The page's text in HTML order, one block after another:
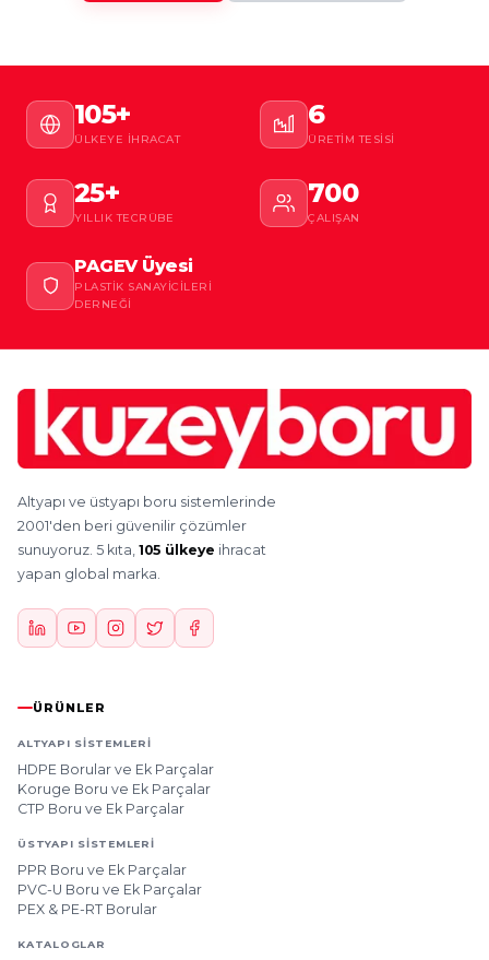
105+
ÜLKEYE İHRACAT
6
ÜRETIM TESISI
25+
YILLIK TECRÜBE
700
ÇALIŞAN
PAGEV Üyesi
PLASTIK SANAYICILERI
DERNEĞI
Altyapı ve üstyapı boru sistemlerinde
2001'den beri güvenilir çözümler
sunuyoruz. 5 kıta, 105 ülkeye ihracat
yapan global marka.
ÜRÜNLER
ALTYAPI SISTEMLERI
HDPE Borular ve Ek Parçalar
Koruge Boru ve Ek Parçalar
CTP Boru ve Ek Parçalar
ÜSTYAPI SISTEMLERI
PPR Boru ve Ek Parçalar
PVC-U Boru ve Ek Parçalar
PEX & PE-RT Borular
KATALOGLAR